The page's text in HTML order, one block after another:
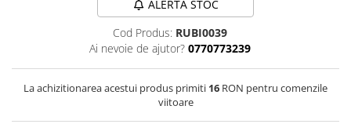
Bijuterii perle
ALERTA STOC
Cod Produs: RUBI0039
Ai nevoie de ajutor? 0770773239
La achizitionarea acestui produs primiti 16 RON pentru comenzile
viitoare